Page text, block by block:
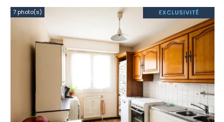
7 photo(s)